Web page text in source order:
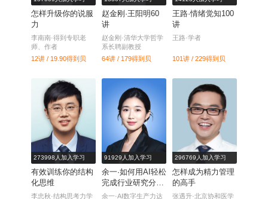
怎样升级你的说服
力
李南南·得到专职老
师、作者
12讲 / 19.90得到贝
赵金刚·王阳明60
讲
赵金刚·清华大学哲学
系长聘副教授
64讲 / 179得到贝
王路·情绪觉知100
讲
王路·学者
101讲 / 229得到贝
273998人加入学习
有效训练你的结构
化思维
李忠秋·结构思考力学
91929人加入学习
余一·如何用AI轻松
完成行业研究分
析？
余一·AI数字生产力达
296769人加入学习
怎样成为精力管理
的高手
张遇升·北京协和医学